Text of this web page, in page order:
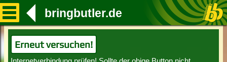
bringbutler.de
Erneut versuchen!